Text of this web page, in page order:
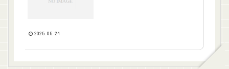
2025.05.24